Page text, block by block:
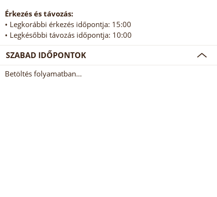
Érkezés és távozás:
• Legkorábbi érkezés időpontja: 15:00
• Legkésőbbi távozás időpontja: 10:00
SZABAD IDŐPONTOK
Betöltés folyamatban...